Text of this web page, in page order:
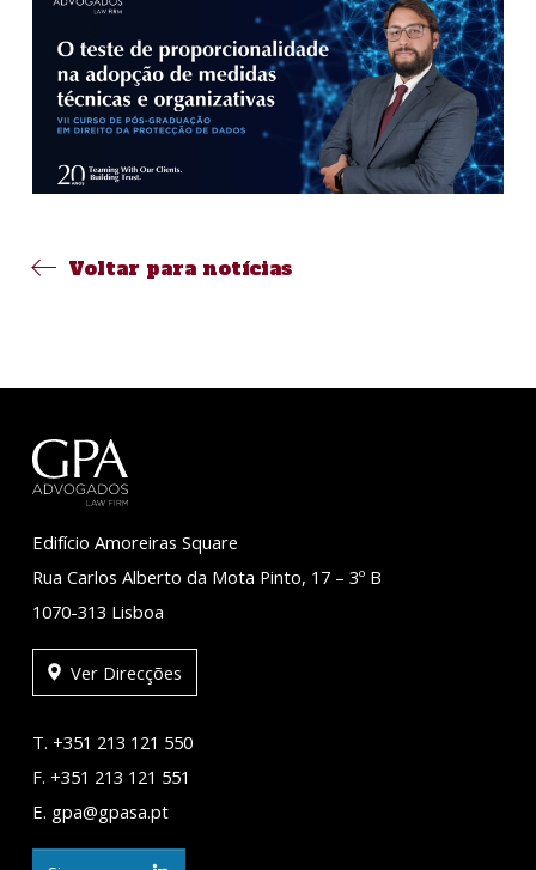
Voltar para notícias
Edifício Amoreiras Square
Rua Carlos Alberto da Mota Pinto, 17 – 3º B
1070-313 Lisboa
Ver Direcções
T. +351 213 121 550
F. +351 213 121 551
E. gpa@gpasa.pt